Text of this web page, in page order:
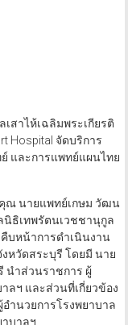
สาไห้เฉลิมพระเกียรติ
Hospital จัดบริการ
และการแพทย์แผนไทย
ณ นายแพทย์เกษม วัฒน
ธิเทพรัตนเวชชานุกูล
บหน้าการดำเนินงาน
หวัดสระบุรี โดยมี นาย
นำส่วนราชการ ผู้
ลฯ และส่วนที่เกี่ยวข้อง
นวยการโรงพยาบาล